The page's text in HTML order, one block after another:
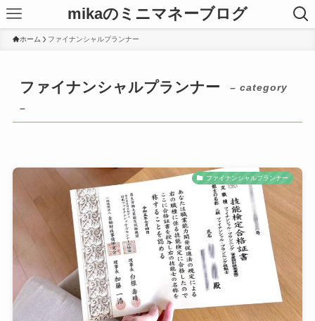
mikaのミニマネーブログ
ホーム ファイナンシャルプランナー
ファイナンシャルプランナー
– category
–
ファイナンシャルプランナー